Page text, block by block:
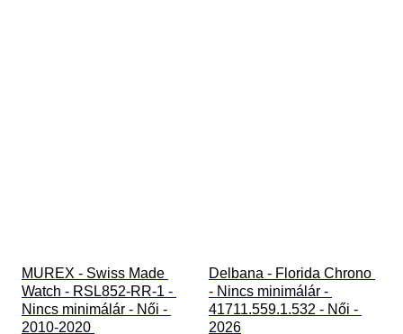
MUREX - Swiss Made
Watch - RSL852-RR-1 -
Nincs minimálár - Női -
2010-2020
Delbana - Florida Chrono
- Nincs minimálár -
41711.559.1.532 - Női -
2026